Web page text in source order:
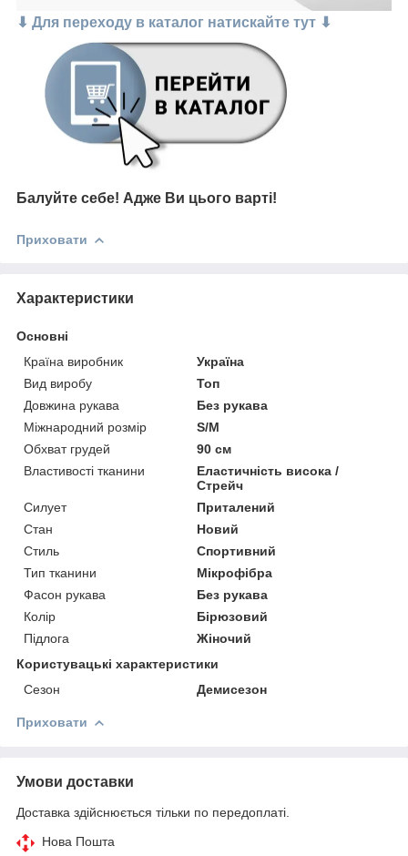
⬇ Для переходу в каталог натискайте тут ⬇
Балуйте себе! Адже Ви цього варті!
Приховати
Характеристики
Основні
Країна виробник
Україна
Вид виробу
Топ
Довжина рукава
Без рукава
Міжнародний розмір
S/M
Обхват грудей
90 см
Властивості тканини
Еластичність висока /
Стрейч
Силует
Приталений
Стан
Новий
Стиль
Спортивний
Тип тканини
Мікрофібра
Фасон рукава
Без рукава
Колір
Бірюзовий
Підлога
Жіночий
Користувацькi характеристики
Сезон
Демисезон
Приховати
Умови доставки
Доставка здійснюється тільки по передоплаті.
Нова Пошта